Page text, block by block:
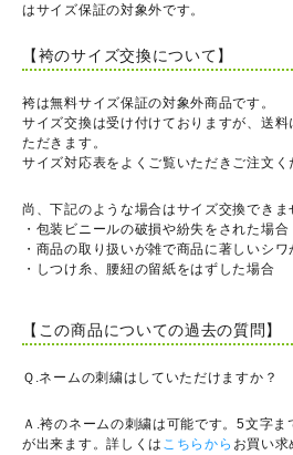
はサイズ保証の対象外です。
【袴のサイズ交換について】
袴は無料サイズ保証の対象外商品です。
サイズ交換は受け付けておりますが、送
ただきます。
サイズ対応表をよくご覧いただきご注文く
尚、下記のような場合はサイズ交換できま
・包装ビニールの破損や紛失をされた場合
・商品の取り扱いが雑で商品に著しいシ
・しつけ糸、腰紐の留紙をはずした場合
【この商品についての過去の質問】
Ｑ.ネームの刺繍はしていただけますか？
Ａ.袴のネームの刺繍は可能です。5文字
が出来ます。詳しくは こちらから お買い求